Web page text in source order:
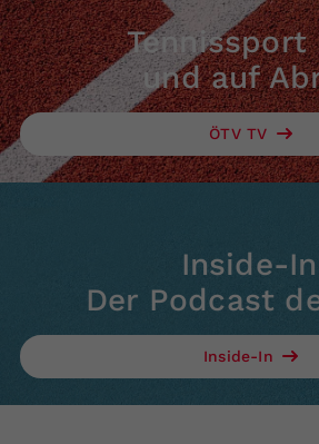
Tennissport
und auf
ÖTV TV
Inside-In
Der Podcast
Inside-In